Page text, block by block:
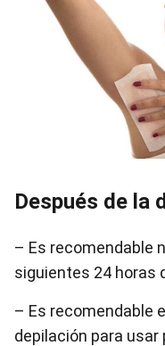
Después de la
– Es recomendable
siguientes 24 horas
– Es recomendable
depilación para